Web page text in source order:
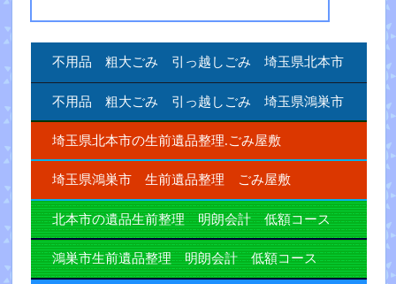
不用品 粗大ごみ 引っ越しごみ 埼玉県北本市
不用品 粗大ごみ 引っ越しごみ 埼玉県鴻巣市
埼玉県北本市の生前遺品整理.ごみ屋敷
埼玉県鴻巣市 生前遺品整理 ごみ屋敷
北本市の遺品生前整理 明朗会計 低額コース
鴻巣市生前遺品整理 明朗会計 低額コース